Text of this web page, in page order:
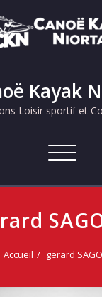
Kayak
Loisir sportif et
Afficher/
Accueil gerard